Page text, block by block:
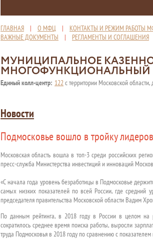
ГЛАВНАЯ | О МФЦ | КОНТАКТЫ И РЕЖИМ РАБОТЫ
ВАЖНЫЕ ДОКУМЕНТЫ | РЕГЛАМЕНТЫ И СОГЛАШЕНИЯ
МУНИЦИПАЛЬНОЕ
МНОГОФУНКЦИОНАЛЬНЫЙ
Единый колл-центр: 122с территории Московской области,
Новости
Подмосковье вошло в тройку
Московская область вошла в топ-3 среди российских
пресс-служба Министерства инвестиций и инноваций
«С начала года уровень безработицы в Подмосковье
самых низких показателей по всей России, где средний
председателя правительства Московской области Вадим
По данным рейтинга, в 2018 году в России в целом на
сократилось среднее время поиска работы, выросли
труда Подмосковья в 2018 году по сравнению с